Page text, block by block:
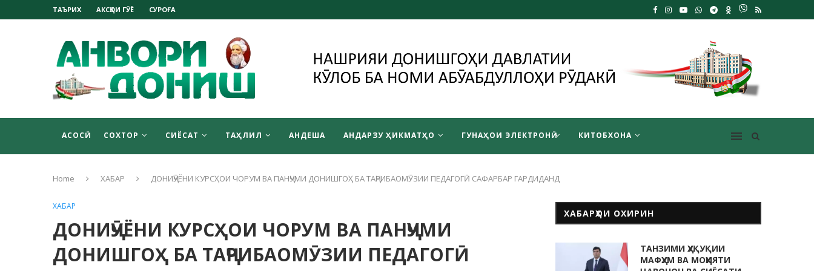
ТАЪРИХ АКСҲОИ ГӮЁ СУРОҒА
АСОСӢ СОХТОР СИЁСАТ ТАҲЛИЛ АНДЕША АНДАРЗУ ҲИКМАТҲО ГУНАҲОИ ЭЛЕКТРОНӢ КИТОБХОНА
Home ХАБАР ДОНИҶӮЁНИ КУРСҲОИ ЧОРУМ ВА ПАНҶУМИ ДОНИШГОҲ БА ТАҶРИБАОМӮЗИИ ПЕДАГОГӢ САФАРБАР ГАРДИДАНД
ХАБАР
ДОНИҶӮЁНИ КУРСҲОИ ЧОРУМ ВА ПАНҶУМИ
ДОНИШГОҲ БА ТАҶРИБАОМӮЗИИ ПЕДАГОГӢ
ХАБАРҲОИ ОХИРИН
ТАНЗИМИ ҲУҚУҚИИ
МАФҲУМ ВА МОҲИЯТИ